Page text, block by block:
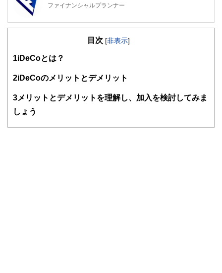
ファイナンシャルプランナー
FinancialField編集部は、金融、経済に関する記事を、日々
知識がない方でも理解できるようわかりやすく発信していま
得者を中心に「お金や暮らし」に関する書籍・雑誌の編集経
験者で構成され、企画立案から記事掲載まですべての工程に
ドバイザー、DCプランナー、公認会計士、社会保険労務
目次 [非表示]
1iDeCoとは？
2iDeCoのメリットとデメリット
3メリットとデメリットを理解し、加入を検討してみま
しょう